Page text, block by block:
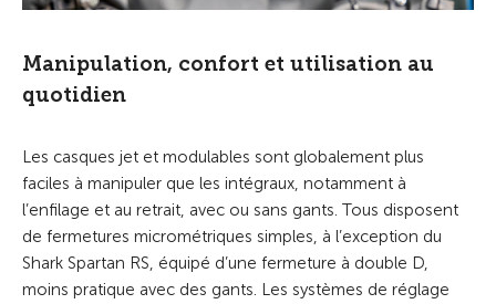
Manipulation, confort et utilisation au
quotidien
Les casques jet et modulables sont globalement plus
faciles à manipuler que les intégraux, notamment à
l’enfilage et au retrait, avec ou sans gants. Tous disposent
de fermetures micrométriques simples, à l’exception du
Shark Spartan RS, équipé d’une fermeture à double D,
moins pratique avec des gants. Les systèmes de réglage